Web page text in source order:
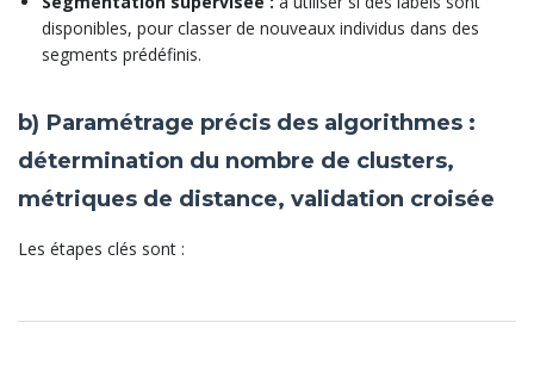
disponibles, pour classer de nouveaux individus dans des
segments prédéfinis.
b) Paramétrage précis des algorithmes :
détermination du nombre de clusters,
métriques de distance, validation croisée
Les étapes clés sont :